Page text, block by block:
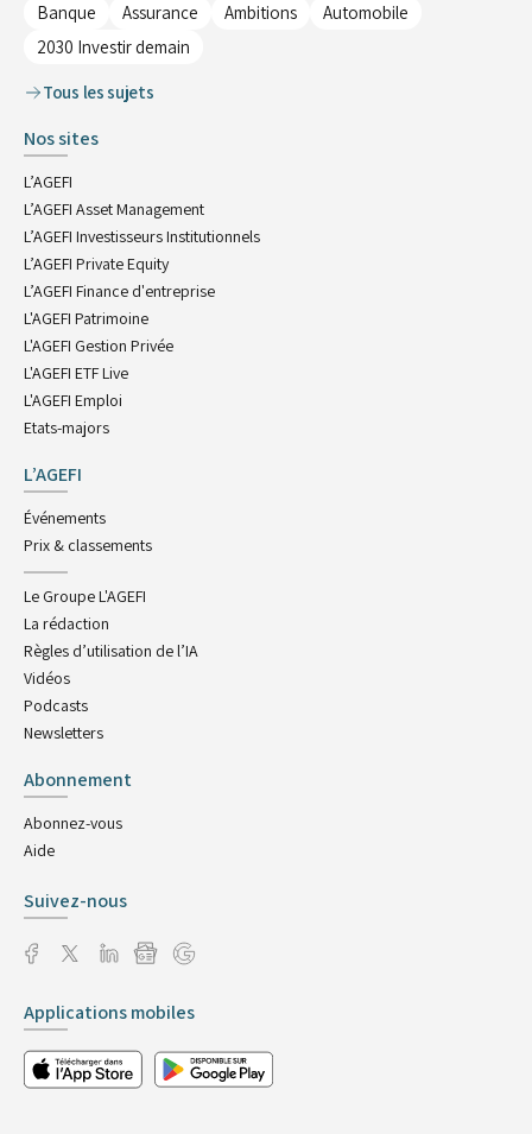
Banque
Assurance Ambitions
Automobile
2030 Investir demain
Tous les sujets
Nos sites
L’AGEFI
L’AGEFI Asset Management
L’AGEFI Investisseurs Institutionnels
L’AGEFI Private Equity
L’AGEFI Finance d'entreprise
L'AGEFI Patrimoine
L'AGEFI Gestion Privée
L'AGEFI ETF Live
L'AGEFI Emploi
Etats-majors
L’AGEFI
Événements
Prix & classements
Le Groupe L'AGEFI
La rédaction
Règles d’utilisation de l’IA
Vidéos
Podcasts
Newsletters
Abonnement
Abonnez-vous
Aide
Suivez-nous
Applications mobiles